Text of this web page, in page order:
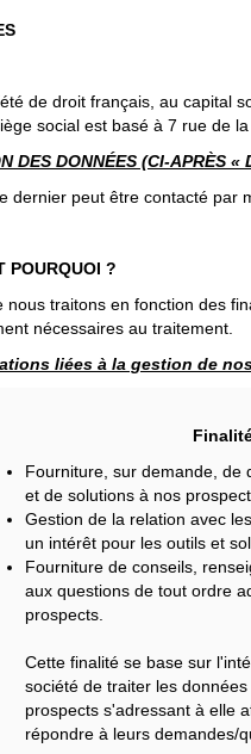
de droit français, au
social est basé à 7 rue de
DES DONNÉES (CI-APRÈS «
dernier peut être contacté par
POURQUOI ?
traitons en fonction des
nécessaires au traitement.
liées à la gestion de
Fourniture, sur demande, de
et de solutions à nos
Gestion de la relation avec
un intérêt pour les outils et
Fourniture de conseils,
aux questions de tout ordre
prospects.
Cette finalité se base sur
société de traiter les
prospects s'adressant à elle
répondre à leurs demandes/